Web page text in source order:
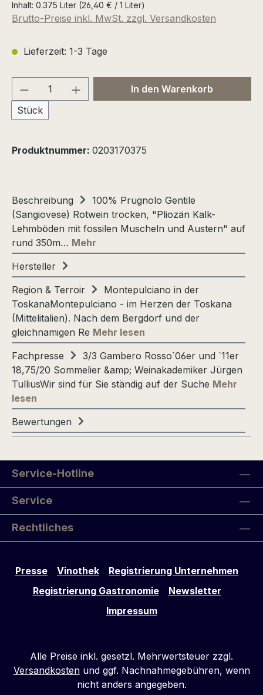
Inhalt: 0.375 Liter (26,40 € / 1 Liter)
Brutto-Preise inkl. MwSt. zzgl. Versandkosten
Lieferzeit: 1-3 Tage
Produkt Anzahl: Gib den
Stück
In den Warenkorb
Produktnummer: 0203170375
Beschreibung
100% Prugnolo Gentile
(Sangiovese) Rotwein trocken, "Pliozän Kalk-
Lehmböden mit fossilen Muscheln und Austern" auf
rund 350m… Mehr
Hersteller
Region & Terroir
Montepulciano in der
ToskanaMontepulciano - im Herzen der Toskana
(Mittelitalien). Nach dem Bergdorf und der
gleichnamigen Re Mehr lesen
Fachpresse
3/3 Gambero Rosso`06er und `11er
18,75/20 Sommelier &amp; Weinakademiker Jürgen
TulliusWir sind für Sie ständig auf der Suche Mehr
lesen
Bewertungen
Service-Hotline
Service
Rechtliches
Presse Vinothek
Registrierung Unternehmen
Registrierung Gastronomie
Newsletter
Impressum
Alle Preise inkl. gesetzl. Mehrwertsteuer zzgl.
Versandkostenund ggf. Nachnahmegebühren, wenn
nicht anders angegeben.